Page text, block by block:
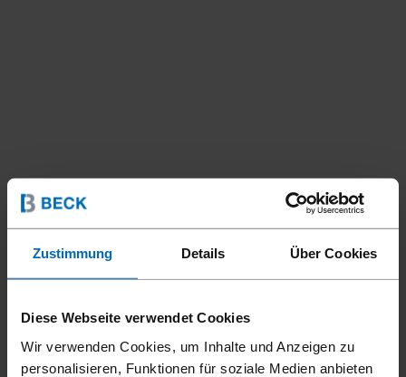
Zustimmung Details Über Cookies
Diese Webseite verwendet Cookies
Wir verwenden Cookies, um Inhalte und Anzeigen zu
personalisieren, Funktionen für soziale Medien anbieten